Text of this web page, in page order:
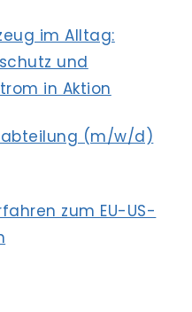
im Alltag:
und
in Aktion
(m/w/d)
zum EU-US-